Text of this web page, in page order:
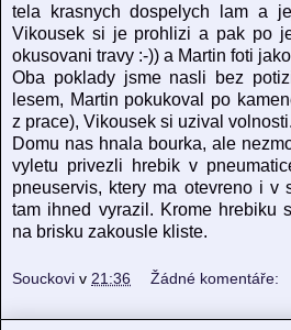
tela krasnych dospelych lam a
Vikousek si je prohlizi a pak po
okusovani travy :-)) a Martin foti
Oba poklady jsme nasli bez
lesem, Martin pokukoval po
z prace), Vikousek si uzival volnosti.
Domu nas hnala bourka, ale
vyletu privezli hrebik v
pneuservis, ktery ma otevreno i v
tam ihned vyrazil. Krome hrebiku
na brisku zakousle kliste.
Souckovi v 21:36 Žádné komentáře: